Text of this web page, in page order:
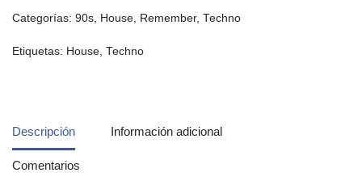
Categorías: 90s House Remember, Techno
Etiquetas: House Techno
Descripción Información adicional
Comentarios